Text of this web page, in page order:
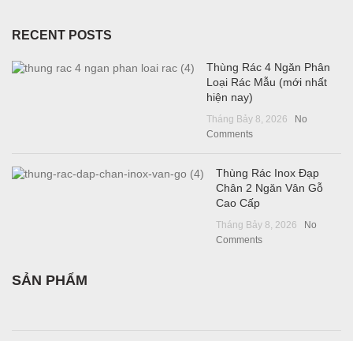
RECENT POSTS
Thùng Rác 4 Ngăn Phân
Loại Rác Mẫu (mới nhất
hiện nay)
Tháng Bảy 8, 2026
No
Comments
Thùng Rác Inox Đạp
Chân 2 Ngăn Vân Gỗ
Cao Cấp
Tháng Bảy 8, 2026
No
Comments
SẢN PHẨM